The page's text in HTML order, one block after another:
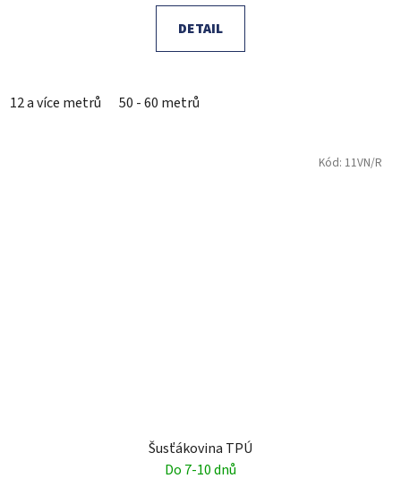
DETAIL
12 a více metrů 50 - 60 metrů
Šusťákovina TPÚ
Do 7-10 dnů
Kód: 11VN/R